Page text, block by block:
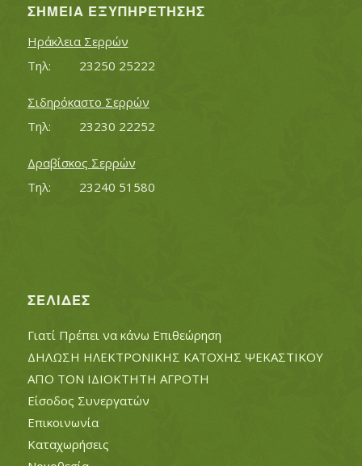
ΣΗΜΕΊΑ ΕΞΥΠΗΡΈΤΗΣΗΣ
Ηράκλεια Σερρών
Τηλ:		23250 25222
Σιδηρόκαστο Σερρών
Τηλ:		23230 22252
Δραβίσκος Σερρών
Τηλ:		23240 51580
ΣΕΛΊΔΕΣ
Γιατί Πρέπει να κάνω Επιθεώρηση
ΔΗΛΩΣΗ ΗΛΕΚΤΡΟΝΙΚΗΣ ΚΑΤΟΧΗΣ ΨΕΚΑΣΤΙΚΟΥ
ΑΠΟ ΤΟΝ ΙΔΙΟΚΤΗΤΗ ΑΓΡΟΤΗ
Είσοδος Συνεργατών
Επικοινωνία
Καταχωρήσεις